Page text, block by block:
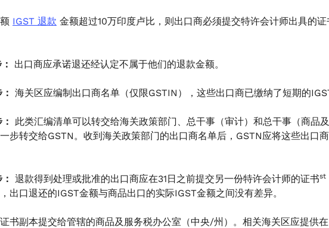
IGST 退款 金额超过10万印度卢比，则出口商必须提交特许会计师出具的
出口商应承诺退还经认定不属于他们的退款金额。
海关区应编制出口商名单（仅限GSTIN），这些出口商已缴纳了短期的
此类汇编清单可以转交给海关政策部门、总干事（审计）和总干事（商品
步转交给GSTN。收到海关政策部门的出口商名单后，GSTN应将这些出口
退款得到处理或批准的出口商应在31日之前提交另一份特许会计师的证书st
出口退还的IGST金额与商品出口的实际IGST金额之间没有差异。
书副本提交给管辖的商品及服务税办公室（中央/州）。相关海关区应提供